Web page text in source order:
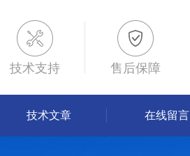
技术支持 售后保障
技术文章 在线留言